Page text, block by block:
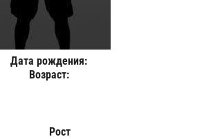
Дата рождения:
Возраст:
Рост